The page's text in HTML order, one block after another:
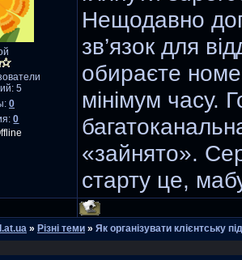
5
0
0
Нещодавно
зв’язок для
обираєте
мінімум часу.
«зайнято».
старту це,
» Різні теми » Як організувати клієнтську